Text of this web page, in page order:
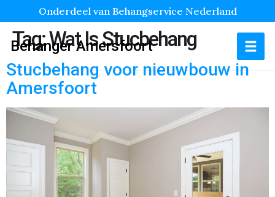
Onderdeel van Behangservice Nederland
Behanger Amersfoort
Tag:Wat Is Stucbehang
Stucbehang voor nieuwbouw in
Amersfoort